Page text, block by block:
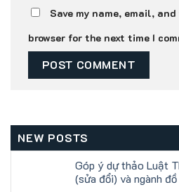
Save my name, email,
browser for the next time I
NEW POSTS
Góp ý dự thảo Luật
(sửa đổi) và ngành đồ